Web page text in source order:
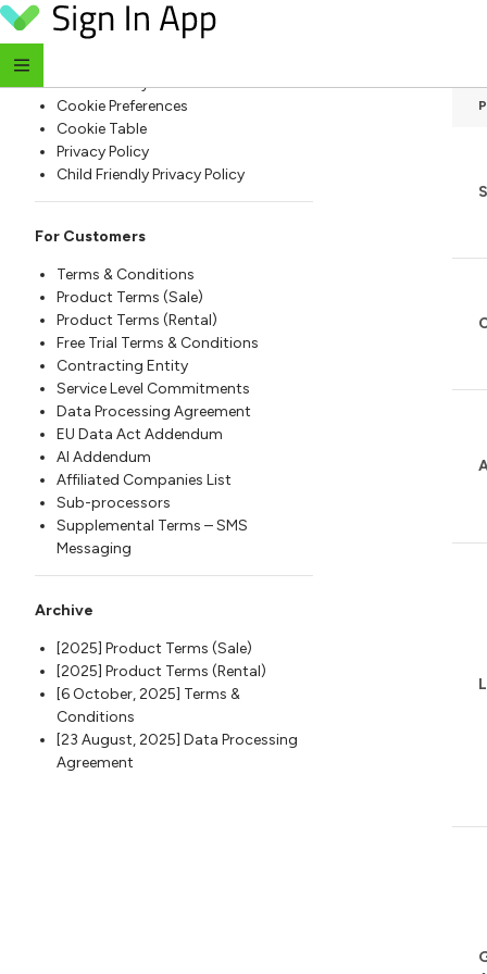
Skip to content
For Everyone
Cookie Policy
Cookie Preferences
Cookie Table
Privacy Policy
Child Friendly Privacy Policy
For Customers
Terms & Conditions
Product Terms (Sale)
Product Terms (Rental)
Free Trial Terms & Conditions
Contracting Entity
Service Level Commitments
Data Processing Agreement
EU Data Act Addendum
AI Addendum
Affiliated Companies List
Sub-processors
Supplemental Terms – SMS
Messaging
Archive
[2025] Product Terms (Sale)
[2025] Product Terms (Rental)
[6 October, 2025] Terms &
Conditions
[23 August, 2025] Data Processing
Agreement